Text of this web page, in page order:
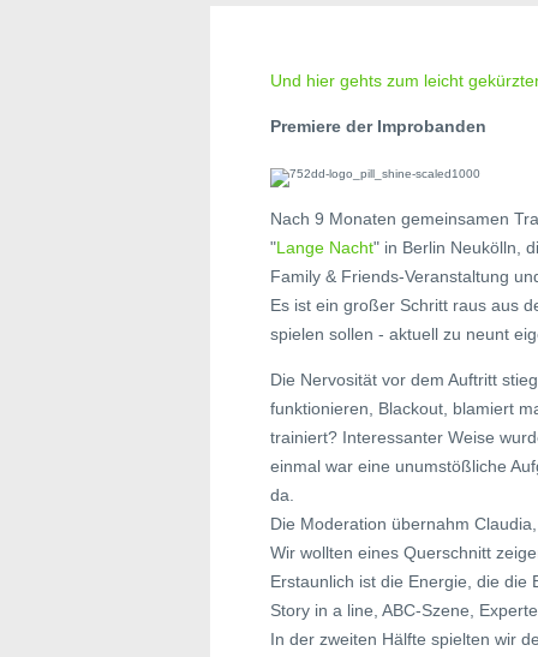
Und hier gehts zum leicht
Premiere der Improbanden
Nach 9 Monaten gemeinsamen
"Lange Nacht" in Berlin Neukölln,
Family & Friends-Veranstaltung
Es ist ein großer Schritt raus aus
spielen sollen - aktuell zu neunt
Die Nervosität vor dem Auftritt
funktionieren, Blackout, blamiert
trainiert? Interessanter Weise
einmal war eine unumstößliche
da.
Die Moderation übernahm
Wir wollten eines Querschnitt
Erstaunlich ist die Energie, die die
Story in a line, ABC-Szene,
In der zweiten Hälfte spielten wir